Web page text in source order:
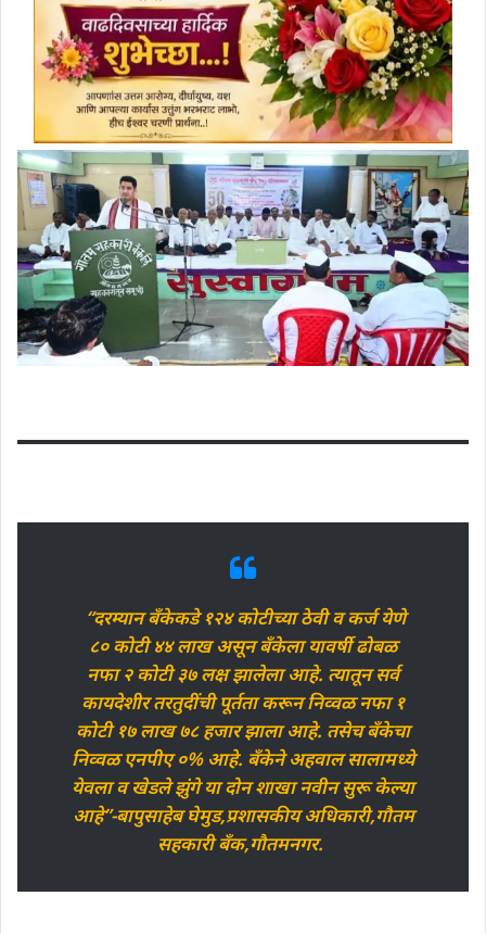
“दरम्यान बँकेकडे १२४ कोटीच्या ठेवी व कर्ज येणे
८० कोटी ४४ लाख असून बँकेला यावर्षी ढोबळ
नफा २ कोटी ३७ लक्ष झालेला आहे. त्यातून सर्व
कायदेशीर तरतुदींची पूर्तता करून निव्वळ नफा १
कोटी १७ लाख ७८ हजार झाला आहे. तसेच बँकेचा
निव्वळ एनपीए ०% आहे. बँकेने अहवाल सालामध्ये
येवला व खेडले झुंगे या दोन शाखा नवीन सुरू केल्या
आहे”-बापुसाहेब घेमुड,प्रशासकीय अधिकारी,गौतम
सहकारी बँक,गौतमनगर.